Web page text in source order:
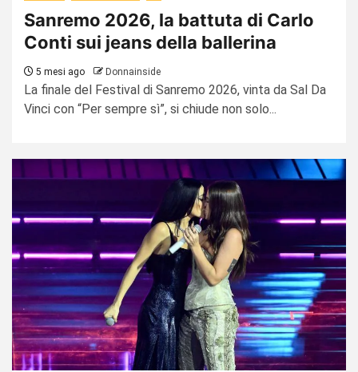
Sanremo 2026, la battuta di Carlo
Conti sui jeans della ballerina
5 mesi ago Donnainside
La finale del Festival di Sanremo 2026, vinta da Sal Da
Vinci con “Per sempre sì”, si chiude non solo...